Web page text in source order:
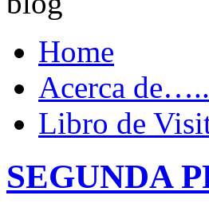
Home
Acerca de…..
Libro de
SEGUNDA